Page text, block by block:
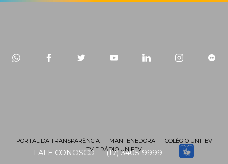
FALE CONOSCO (17) 3405-9999
PORTAL DA TRANSPARÊNCIA MANTENEDORA
COLÉGIO UNIFEV
TV E RÁDIO UNIFEV